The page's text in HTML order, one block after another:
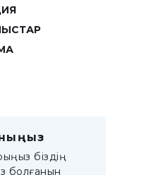
біздің
болғанын